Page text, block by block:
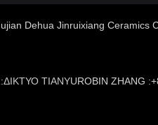
Dehua Jinruixiang Ceramics
ΔΙΚΤΥΟ TIANYUROBIN ZHANG